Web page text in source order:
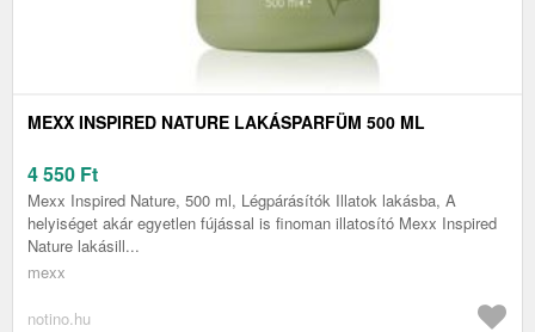
MEXX INSPIRED NATURE LAKÁSPARFÜM 500 ML
4 550 Ft
Mexx Inspired Nature, 500 ml, Légpárásítók Illatok lakásba, A
helyiséget akár egyetlen fújással is finoman illatosító Mexx Inspired
Nature lakásill...
mexx
notino.hu